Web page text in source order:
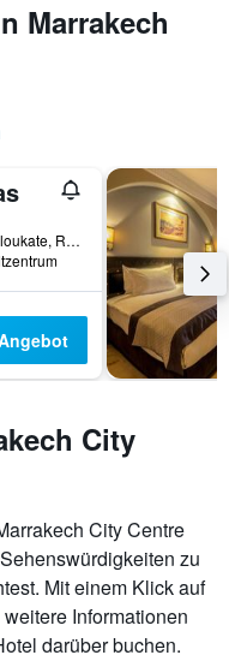
Marrakech
50 Rue Sidi Bouloukate, Riad Zitoun Lakdim, Marrakesch, Marokko
City
City Centre
zu
Mit einem Klick auf
Informationen
darüber buchen.